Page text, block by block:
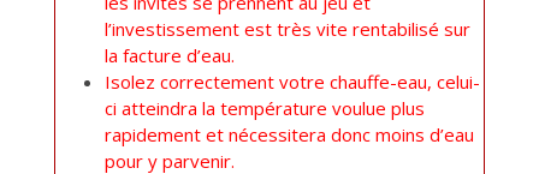
l’investissement est très vite rentabilisé sur
la facture d’eau.
Isolez correctement votre chauffe-eau, celui-
ci atteindra la température voulue plus
rapidement et nécessitera donc moins d’eau
pour y parvenir.